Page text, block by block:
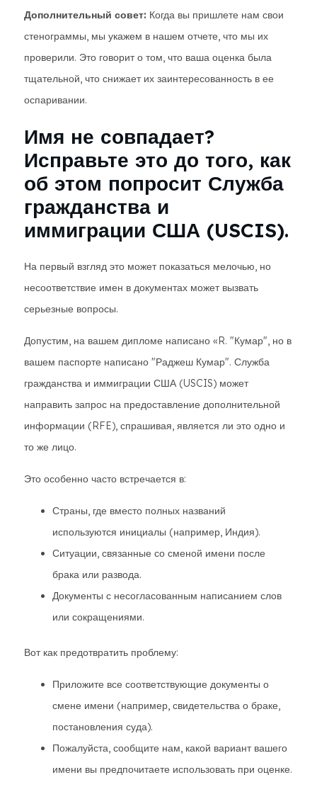
Дополнительный совет: Когда вы пришлете нам свои
стенограммы, мы укажем в нашем отчете, что мы их
проверили. Это говорит о том, что ваша оценка была
тщательной, что снижает их заинтересованность в ее
оспаривании.
Имя не совпадает?
Исправьте это до того, как
об этом попросит Служба
гражданства и
иммиграции США (USCIS).
На первый взгляд это может показаться мелочью, но
несоответствие имен в документах может вызвать
серьезные вопросы.
Допустим, на вашем дипломе написано «R. "Кумар", но в
вашем паспорте написано "Раджеш Кумар". Служба
гражданства и иммиграции США (USCIS) может
направить запрос на предоставление дополнительной
информации (RFE), спрашивая, является ли это одно и
то же лицо.
Это особенно часто встречается в:
Страны, где вместо полных названий
используются инициалы (например, Индия).
Ситуации, связанные со сменой имени после
брака или развода.
Документы с несогласованным написанием слов
или сокращениями.
Вот как предотвратить проблему:
Приложите все соответствующие документы о
смене имени (например, свидетельства о браке,
постановления суда).
Пожалуйста, сообщите нам, какой вариант вашего
имени вы предпочитаете использовать при оценке.